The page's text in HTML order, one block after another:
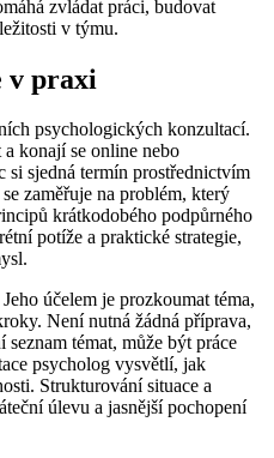
zvládat práci, budovat
v týmu.
v praxi
psychologických konzultací.
a konají se online nebo
si sjedná termín prostřednictvím
zaměřuje na problém, který
krátkodobého podpůrného
potíže a praktické strategie,
účelem je prozkoumat téma,
Není nutná žádná příprava,
témat, může být práce
psycholog vysvětlí, jak
Strukturování situace a
úlevu a jasnější pochopení